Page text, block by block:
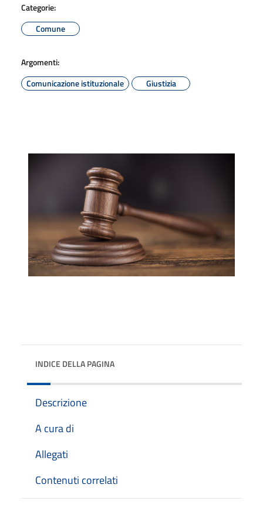
Categorie:
Comune
Argomenti:
Comunicazione istituzionale
Giustizia
INDICE DELLA PAGINA
Descrizione
A cura di
Allegati
Contenuti correlati